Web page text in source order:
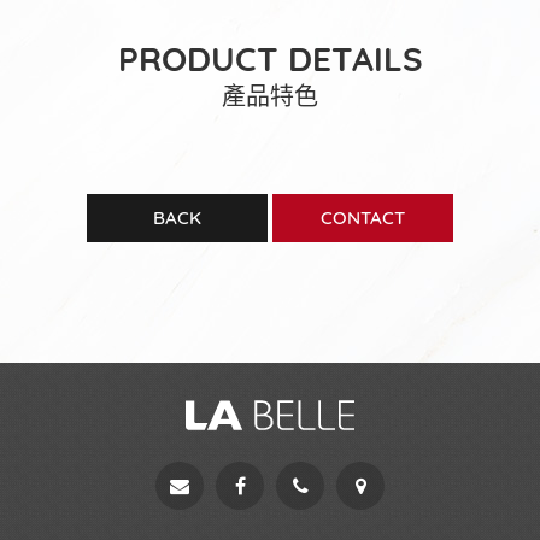
PRODUCT DETAILS
產品特色
BACK CONTACT